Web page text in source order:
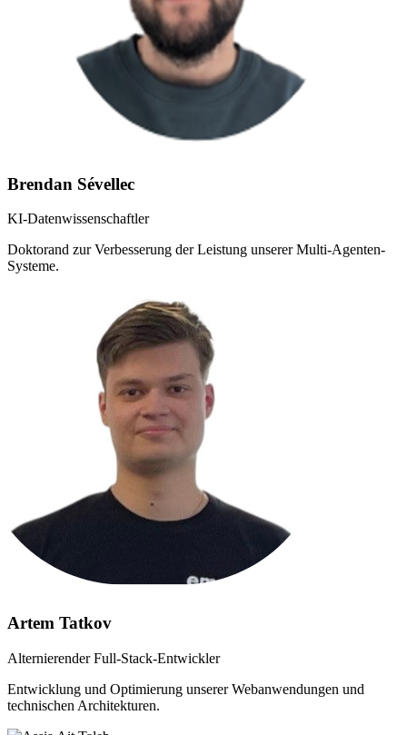
Brendan Sévellec
KI-Datenwissenschaftler
Doktorand zur Verbesserung der Leistung unserer Multi-Agenten-
Systeme.
Artem Tatkov
Alternierender Full-Stack-Entwickler
Entwicklung und Optimierung unserer Webanwendungen und
technischen Architekturen.